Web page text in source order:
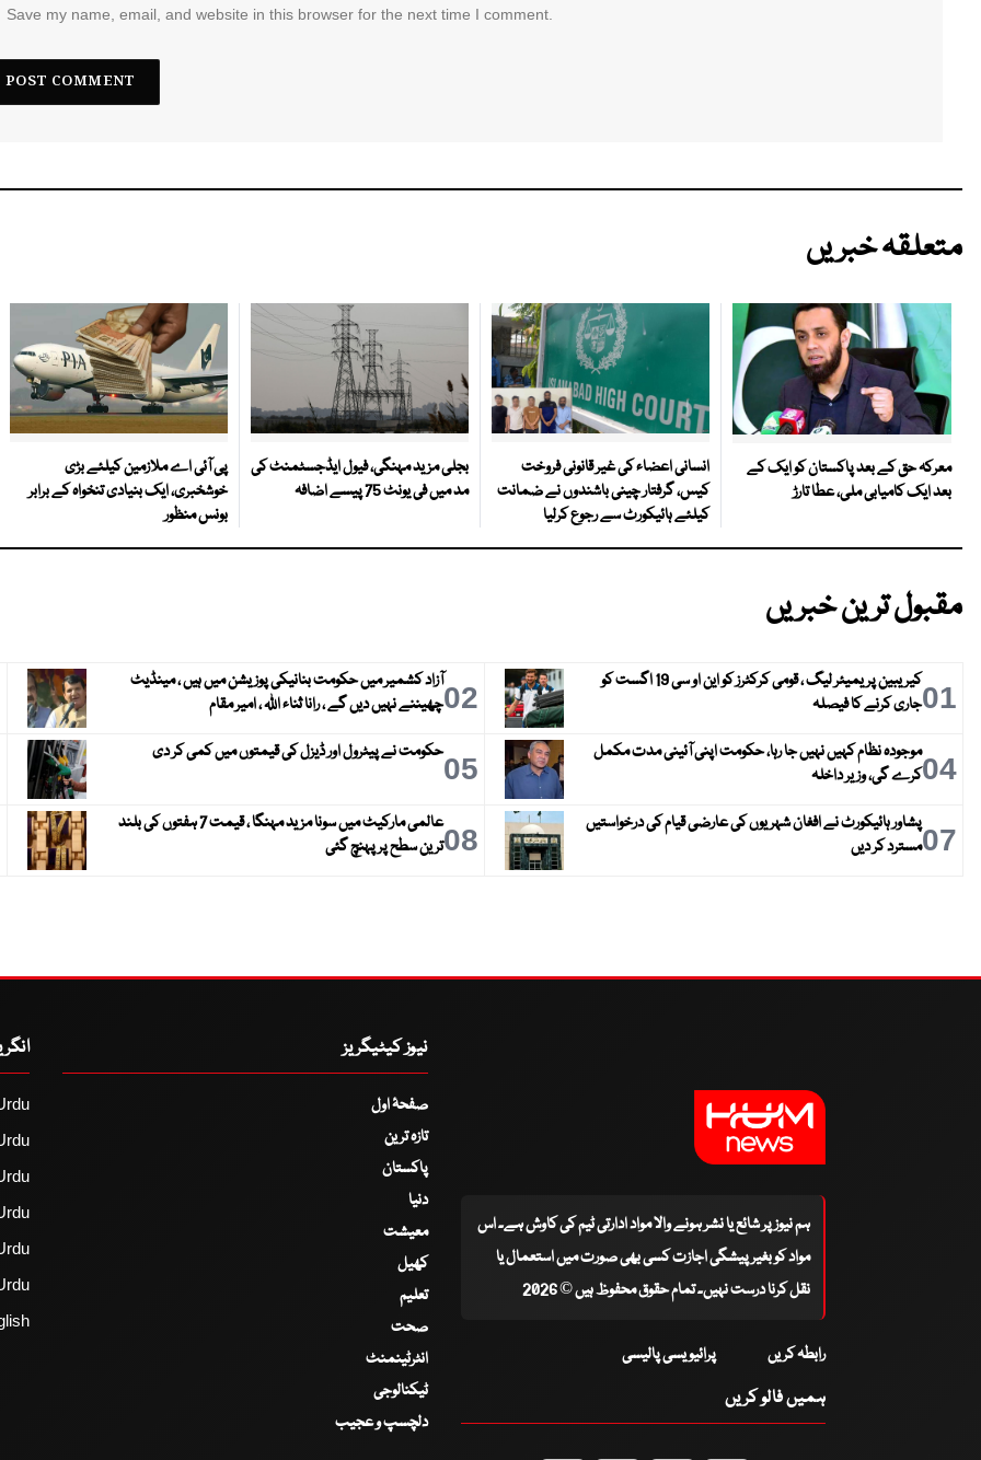
Save my name, email, and website in this browser for the next time I comment.
متعلقہ خبریں
معرکہ حق کے بعد پاکستان کو ایک کے
بعد ایک کامیابی ملی، عطا تارڑ
انسانی اعضاء کی غیر قانونی فروخت
کیس، گرفتار چینی باشندوں نے ضمانت
کیلئے ہائیکورٹ سے رجوع کرلیا
بجلی مزید مہنگی، فیول ایڈجسٹمنٹ کی
مد میں فی یونٹ 75 پیسے اضافہ
پی آئی اے ملازمین کیلئے بڑی
خوشخبری، ایک بنیادی تنخواہ کے برابر
بونس منظور
مقبول ترین خبریں
01
کیریبین پریمیئر لیگ ، قومی کرکٹرز کو این او سی 19 اگست کو
جاری کرنے کا فیصلہ
02آزاد کشمیر میں حکومت بنانیکی پوزیشن میں ہیں ، مینڈیٹ
چھیننے نہیں دیں گے ، رانا ثناء اللہ ، امیر مقام
04موجودہ نظام کہیں نہیں جا رہا، حکومت اپنی آئینی مدت مکمل
کرے گی، وزیر داخلہ
05حکومت نے پیٹرول اور ڈیزل کی قیمتوں میں کمی کر دی
07پشاور ہائیکورٹ نے افغان شہریوں کی عارضی قیام کی درخواستیں
مسترد کر دیں
08
عالمی مارکیٹ میں سونا مزید مہنگا ، قیمت 7 ہفتوں کی بلند
ترین سطح پر پہنچ گئی
ہم نیوز پر شائع یا نشر ہونے والا مواد ادارتی ٹیم کی کاوش ہے۔ اس
مواد کو بغیر پیشگی اجازت کسی بھی صورت میں استعمال یا
نقل کرنا درست نہیں۔ تمام حقوق محفوظ ہیں © 2026
رابطہ کریں پرائیویسی پالیسی
ہمیں فالو کریں
نیوز کیٹیگریز
صفحۂ اول
تازہ ترین
پاکستان
دنیا
معیشت
کھیل
تعلیم
صحت
انٹرٹینمنٹ
ٹیکنالوجی
دلچسپ و عجیب